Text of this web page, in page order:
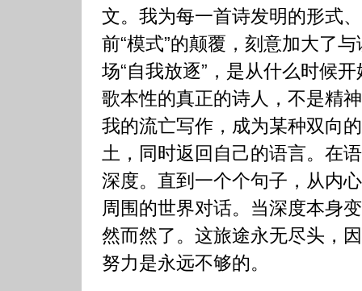
文。我为每一首诗发明的形式
前“模式”的颠覆，刻意加大了
场“自我放逐”，是从什么时候
歌本性的真正的诗人，不是精
我的流亡写作，成为某种双向
土，同时返回自己的语言。在
深度。直到一个个句子，从内
周围的世界对话。当深度本身
然而然了。这旅途永无尽头，
努力是永远不够的。